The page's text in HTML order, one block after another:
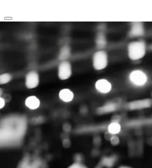
favorite